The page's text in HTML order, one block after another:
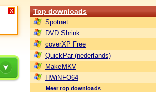
X Top downloads
Spotnet
DVD Shrink
coverXP Free
QuickPar (nederlands)
MakeMKV
HWiNFO64
Meer top downloads